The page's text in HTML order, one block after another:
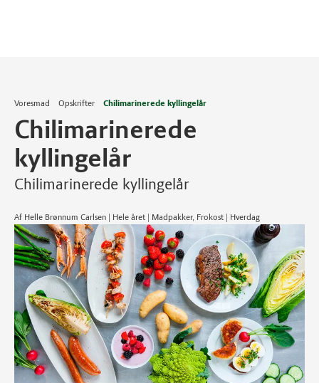
Voresmad Opskrifter Chilimarinerede kyllingelår
Chilimarinerede
kyllingelår
Chilimarinerede kyllingelår
Af Helle Brønnum Carlsen | Hele året | Madpakker, Frokost | Hverdag